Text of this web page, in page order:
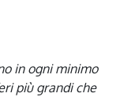
in ogni minimo
più grandi che